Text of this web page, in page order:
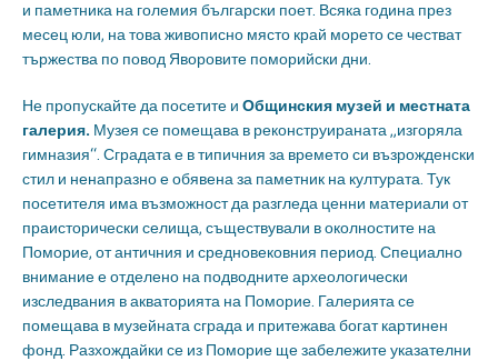
и паметника на големия български поет. Всяка година през
месец юли, на това живописно място край морето се честват
тържества по повод Яворовите поморийски дни.
Не пропускайте да посетите и Общинския музей и местната
галерия. Музея се помещава в реконструираната „изгоряла
гимназия“. Сградата е в типичния за времето си възрожденски
стил и ненапразно е обявена за паметник на културата. Тук
посетителя има възможност да разгледа ценни материали от
праисторически селища, съществували в околностите на
Поморие, от античния и средновековния период. Специално
внимание е отделено на подводните археологически
изследвания в акваторията на Поморие. Галерията се
помещава в музейната сграда и притежава богат картинен
фонд. Разхождайки се из Поморие ще забележите указателни